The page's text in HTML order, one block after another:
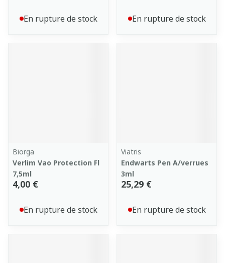
En rupture de stock En rupture de stock
Biorga
Verlim Vao Protection Fl
7,5ml
4,00 €
En rupture de stock
Viatris
Endwarts Pen A/verrues
3ml
25,29 €
En rupture de stock